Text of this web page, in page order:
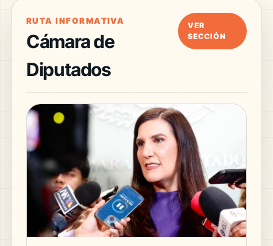
RUTA INFORMATIVA
Cámara de
Diputados
VER
SECCIÓN